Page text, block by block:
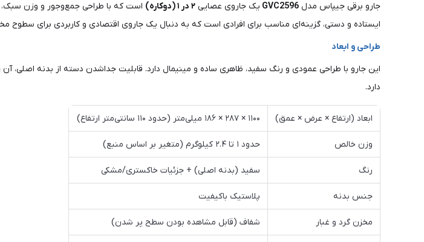
جارو برقی جیپاس مدل GVC2596 یک جاروی عصایی ۲ در ۱ (دوکاره)
است که با طراحی جمع‌وجور و وزن
ایستاده و دستی، گزینه‌ای مناسب برای افرادی است که به دنبال یک جاروی اقتصادی و کاربردی برای سطوح
طراحی و ابعاد
این جارو با طراحی عمودی و رنگ سفید، ظاهری ساده و مینیمال دارد. قابلیت جداشدن دسته از بدنه اصلی،
دارد.
ابعاد (ارتفاع × عرض × عمق) ۱۱۰۰ × ۲۸۷ × ۱۸۶ میلی‌متر (حدود ۱۱۰ سانتی‌متر ارتفاع)
وزن خالص حدود ۱ تا ۲.۴ کیلوگرم (متغیر بر اساس منبع)
رنگ سفید (بدنه اصلی) + جزئیات خاکستری/مشکی
جنس بدنه پلاستیک باکیفیت
مخزن گرد و غبار شفاف (قابل مشاهده بودن سطح پر شدن)